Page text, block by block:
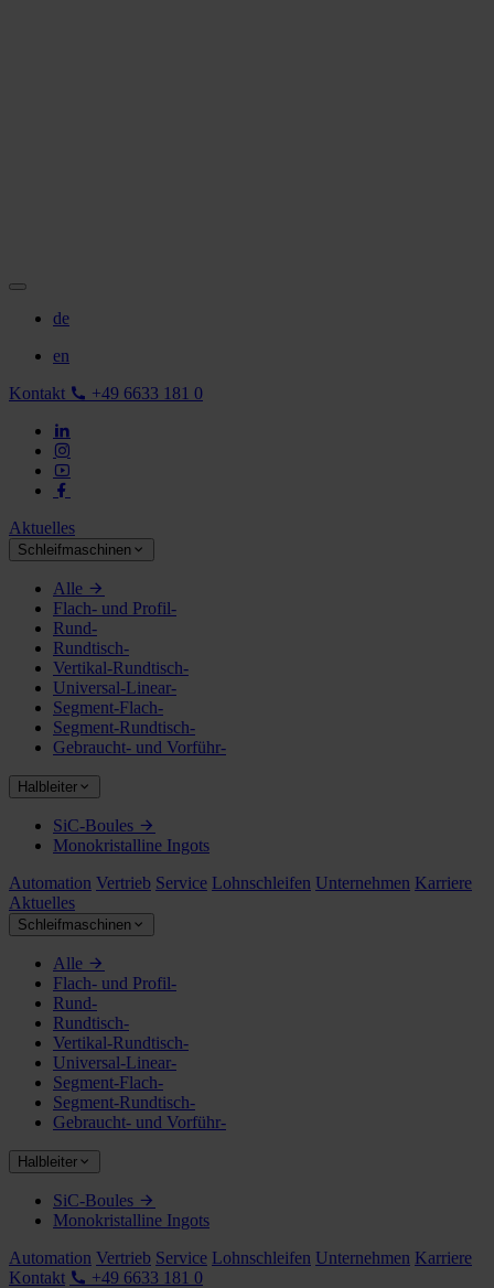
de
en
Kontakt
+49 6633 181 0
Aktuelles
Schleifmaschinen
Alle
Flach- und Profil-
Rund-
Rundtisch-
Vertikal-Rundtisch-
Universal-Linear-
Segment-Flach-
Segment-Rundtisch-
Gebraucht- und Vorführ-
Halbleiter
SiC-Boules
Monokristalline Ingots
Automation Vertrieb Service Lohnschleifen Unternehmen Karriere
Aktuelles
Schleifmaschinen
Alle
Flach- und Profil-
Rund-
Rundtisch-
Vertikal-Rundtisch-
Universal-Linear-
Segment-Flach-
Segment-Rundtisch-
Gebraucht- und Vorführ-
Halbleiter
SiC-Boules
Monokristalline Ingots
Automation Vertrieb Service Lohnschleifen Unternehmen Karriere
Kontakt
+49 6633 181 0